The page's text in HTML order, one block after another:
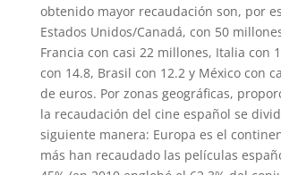
obtenido mayor recaudación son, por
Estados Unidos/Canadá, con 50
Francia con casi 22 millones, Italia con
con 14.8, Brasil con 12.2 y México con
de euros. Por zonas geográficas,
la recaudación del cine español se
siguiente manera: Europa es el
más han recaudado las películas